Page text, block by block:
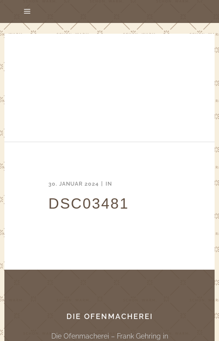
30. JANUAR 2024 IN
DSC03481
DIE OFENMACHEREI
Die Ofenmacherei – Frank Gehring in